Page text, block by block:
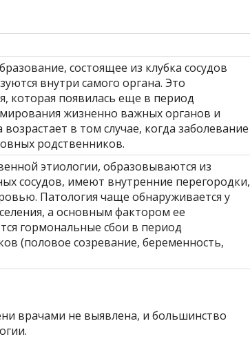
состоящее из клубка сосудов
внутри самого органа. Это
которая появилась еще в период
жизненно важных органов и
возрастает в том случае, когда заболевание
родственников.
этиологии, образовываются из
сосудов, имеют внутренние перегородки,
Патология чаще обнаруживается у
а основным фактором ее
гормональные сбои в период
(половое созревание, беременность,
врачами не выявлена, и большинство